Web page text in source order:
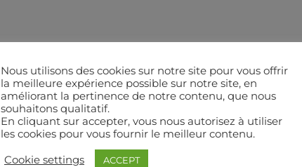
Nous utilisons des cookies sur notre site pour vous offrir
la meilleure expérience possible sur notre site, en
améliorant la pertinence de notre contenu, que nous
souhaitons qualitatif.
En cliquant sur accepter, vous nous autorisez à utiliser
les cookies pour vous fournir le meilleur contenu.
Cookie settings ACCEPT